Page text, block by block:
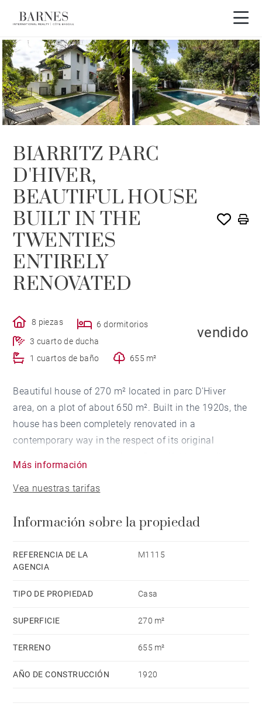
VENDIDO POR BARNES
BIARRITZ PARC
D'HIVER,
BEAUTIFUL HOUSE
BUILT IN THE
TWENTIES
ENTIRELY
RENOVATED
8 piezas
6 dormitorios
3 cuarto de ducha
1 cuartos de baño
655 m²
vendido
Beautiful house of 270 m² located in parc D'Hiver
area, on a plot of about 650 m². Built in the 1920s, the
house has been completely renovated in a
contemporary way in the respect of its original
bright living room opening onto a terrace and a
bathroom. Playing area, laundry room, storage. A
this exceptional property.
Más información
Vea nuestras tarifas
Información sobre la propiedad
REFERENCIA DE LA
AGENCIA
M1115
TIPO DE PROPIEDAD Casa
SUPERFICIE 270 m²
TERRENO 655 m²
AÑO DE CONSTRUCCIÓN 1920